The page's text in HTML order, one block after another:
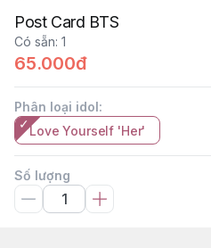
Post Card BTS
Có sẵn: 1
65.000đ
Phân loại idol:
Love Yourself 'Her'
Số lượng